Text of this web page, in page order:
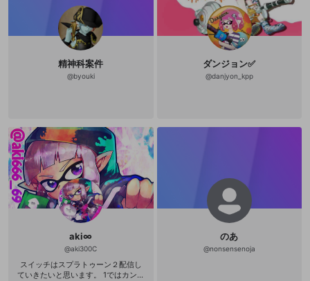
が向いたら機器自体はあｒｙ、 その
分コメント欄で適当におもったこと
をわりとがんがんつぶやいてくスタ
イルでやってますということを描き
たいだけでこれだけプロフを埋める
ことに成功する女子力・ｗ・ まあ動
画にコメントがんがんしてくれた方
がテンション的にはあがるので、 ソ
趣味なので、たとえば今期のアニメ
何見てる？とか聴かれても、 だいた
いニコニコとプライムと地上波で
「一話みたらとりあえずそのうち全
話みるマン」です・ｗ・ 好きな奴は
通常速だけど、微妙なやつは 盛り上
がってくるまで倍速でみてるところ
あるというか そもそもゲームしなが
ら見てるから、けっこういい加減な
解釈で 話をきいてたりそーでもなか
ったりします＠ｗ＠（ドヤァ 正直言
って乙女系だろうがBLであってもや
おい展開になっても 実写すら話とし
て楽しめるクチなので アマゾンプラ
イムビデオのおすすめとかｒｙ
精神科案件
@byouki
ダンジョン✅
@danjyon_kpp
aki∞
@aki300C
スイッチはスプラトゥーン２配信し
ていきたいと思います。 1ではカンス
のあ
@nonsensenoja